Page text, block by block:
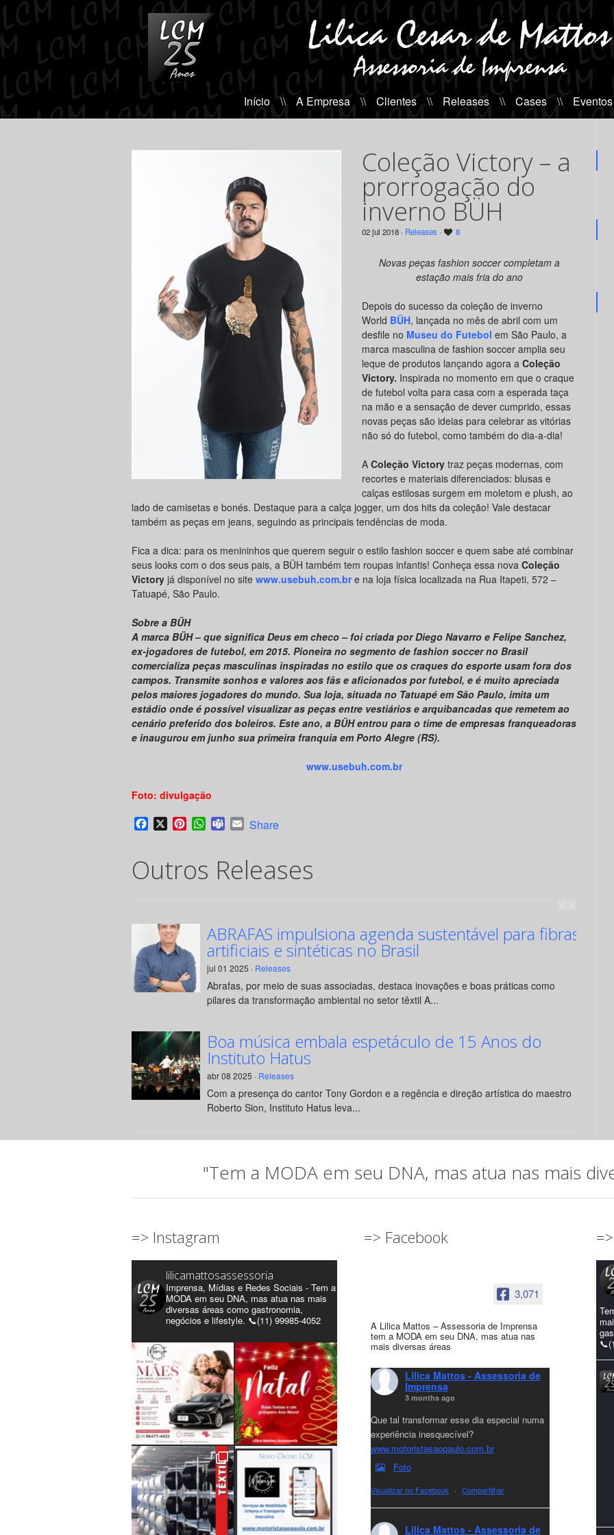
Início \\ A Empresa \\ Clientes \\ Releases \\ Cases \\ Eventos
Coleção Victory – a
prorrogação do
inverno BÜH
02 jul 2018 · Releases · 8
Novas peças fashion soccer completam a
estação mais fria do ano
Depois do sucesso da coleção de inverno
World BÜH, lançada no mês de abril com um
desfile no Museu do Futebol em São Paulo, a
marca masculina de fashion soccer amplia seu
leque de produtos lançando agora a Coleção
Victory. Inspirada no momento em que o craque
de futebol volta para casa com a esperada taça
na mão e a sensação de dever cumprido, essas
novas peças são ideias para celebrar as vitórias
não só do futebol, como também do dia-a-dia!
A Coleção Victory traz peças modernas, com
recortes e materiais diferenciados: blusas e
calças estilosas surgem em moletom e plush, ao
lado de camisetas e bonés. Destaque para a calça jogger, um dos hits da coleção! Vale destacar
também as peças em jeans, seguindo as principais tendências de moda.
Fica a dica: para os menininhos que querem seguir o estilo fashion soccer e quem sabe até combinar
seus looks com o dos seus pais, a BÜH também tem roupas infantis! Conheça essa nova Coleção
Victory já disponível no site www.usebuh.com.bre na loja física localizada na Rua Itapeti, 572 –
Tatuapé, São Paulo.
Sobre a BÜH
A marca BÜH – que significa Deus em checo – foi criada por Diego Navarro e Felipe Sanchez,
ex-jogadores de futebol, em 2015. Pioneira no segmento de fashion soccer no Brasil
comercializa peças masculinas inspiradas no estilo que os craques do esporte usam fora dos
campos. Transmite sonhos e valores aos fãs e aficionados por futebol, e é muito apreciada
pelos maiores jogadores do mundo. Sua loja, situada no Tatuapé em São Paulo, imita um
estádio onde é possível visualizar as peças entre vestiários e arquibancadas que remetem ao
cenário preferido dos boleiros. Este ano, a BÜH entrou para o time de empresas franqueadoras
e inaugurou em junho sua primeira franquia em Porto Alegre (RS).
www.usebuh.com.br
Foto: divulgação
Facebook
X PinterestWhatsApp
TeamsEmail
Share
Outros Releases
ABRAFAS impulsiona agenda sustentável para fibras
artificiais e sintéticas no Brasil
jul 01 2025 · Releases
Abrafas, por meio de suas associadas, destaca inovações e boas práticas como
pilares da transformação ambiental no setor têxtil A...
Boa música embala espetáculo de 15 Anos do
Instituto Hatus
abr 08 2025 · Releases
Com a presença do cantor Tony Gordon e a regência e direção artística do maestro
Roberto Sion, Instituto Hatus leva...
"Tem a MODA em seu DNA, mas atua nas mais
=> Instagram
lilicamattosassessoria
Imprensa, Mídias e Redes Sociais - Tem a
MODA em seu DNA, mas atua nas mais
diversas áreas como gastronomia,
negócios e lifestyle. 📞(11) 99985-4052
=> Facebook
3,071
A Lilica Mattos – Assessoria de Imprensa
tem a MODA em seu DNA, mas atua nas
mais diversas áreas
Lilica Mattos - Assessoria de
Imprensa
3 months ago
Que tal transformar esse dia especial numa
experiência inesquecível?
www.motoristasaopaulo.com.br
Foto
Visualizar no Facebook · Compartilhar
Lilica Mattos - Assessoria de